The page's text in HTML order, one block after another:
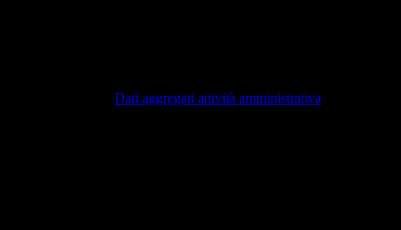
Dati aggregati attività amministrativa